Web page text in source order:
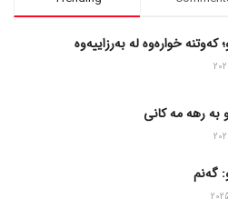
خوارەوە لە بەرزاییەوە
به رهه مه کانی
گەنم